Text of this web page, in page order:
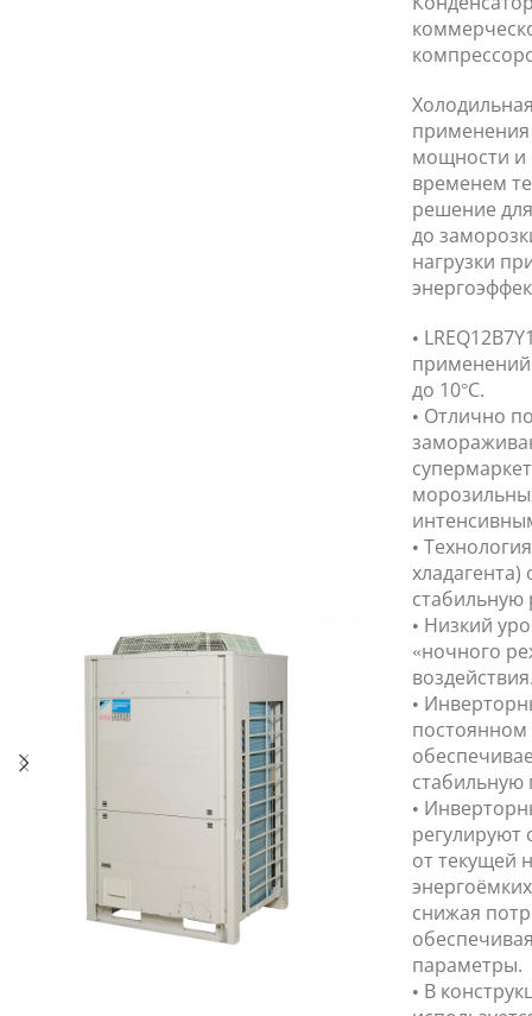
применения
мощности и
временем
решение
до
нагрузки
•
применений
до 10°C.
• Отлично
•
стабильную
• Низкий
«ночного
•
постоянном
стабильную
•
регулируют
от текущей
снижая
параметры.
• В